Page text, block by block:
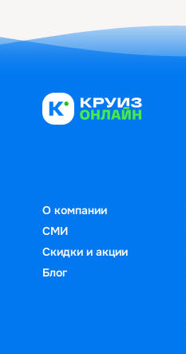
О компании
СМИ
Скидки и акции
Блог